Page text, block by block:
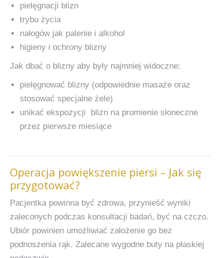
pielęgnacji blizn
trybu życia
nałogów jak palenie i alkohol
higieny i ochrony blizny
Jak dbać o blizny aby były najmniej widoczne:
pielęgnować blizny (odpowiednie masaże oraz
stosować specjalne żele)
unikać ekspozycji blizn na promienie słoneczne
przez pierwsze miesiące
Operacja powiększenie piersi – Jak się
przygotować?
Pacjentka powinna być zdrowa, przynieść wyniki
zaleconych podczas konsultacji badań, być na czczo.
Ubiór powinien umożliwiać założenie go bez
podnoszenia rąk. Zalecane wygodne buty na płaskiej